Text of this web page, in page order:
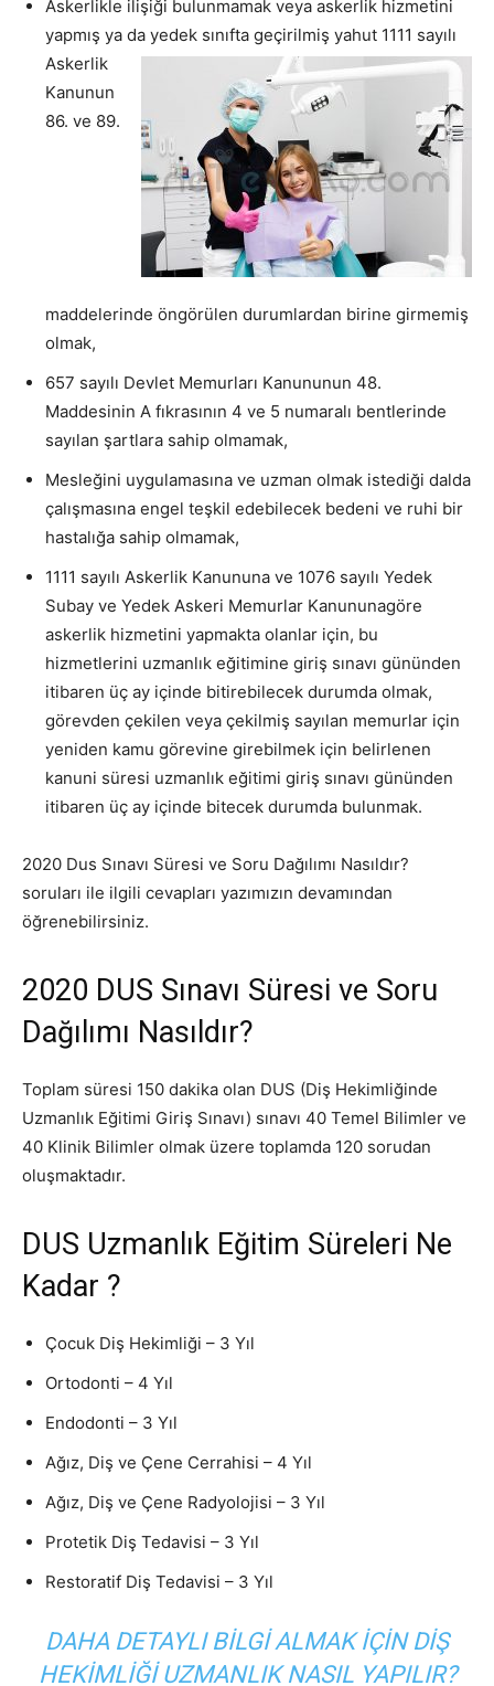
Askerlikle ilişiği bulunmamak veya askerlik hizmetini
yapmış ya da yedek sınıfta geçirilmiş yahut 1111 sayılı
Askerlik
Kanunun
86. ve 89.
maddelerinde öngörülen durumlardan birine girmemiş
olmak,
657 sayılı Devlet Memurları Kanununun 48.
Maddesinin A fıkrasının 4 ve 5 numaralı bentlerinde
sayılan şartlara sahip olmamak,
Mesleğini uygulamasına ve uzman olmak istediği dalda
çalışmasına engel teşkil edebilecek bedeni ve ruhi bir
hastalığa sahip olmamak,
1111 sayılı Askerlik Kanununa ve 1076 sayılı Yedek
Subay ve Yedek Askeri Memurlar Kanununagöre
askerlik hizmetini yapmakta olanlar için, bu
hizmetlerini uzmanlık eğitimine giriş sınavı gününden
itibaren üç ay içinde bitirebilecek durumda olmak,
görevden çekilen veya çekilmiş sayılan memurlar için
yeniden kamu görevine girebilmek için belirlenen
kanuni süresi uzmanlık eğitimi giriş sınavı gününden
itibaren üç ay içinde bitecek durumda bulunmak.
2020 Dus Sınavı Süresi ve Soru Dağılımı Nasıldır?
soruları ile ilgili cevapları yazımızın devamından
öğrenebilirsiniz.
2020 DUS Sınavı Süresi ve Soru
Dağılımı Nasıldır?
Toplam süresi 150 dakika olan DUS (Diş Hekimliğinde
Uzmanlık Eğitimi Giriş Sınavı) sınavı 40 Temel Bilimler ve
40 Klinik Bilimler olmak üzere toplamda 120 sorudan
oluşmaktadır.
DUS Uzmanlık Eğitim Süreleri Ne
Kadar ?
Çocuk Diş Hekimliği – 3 Yıl
Ortodonti – 4 Yıl
Endodonti – 3 Yıl
Ağız, Diş ve Çene Cerrahisi – 4 Yıl
Ağız, Diş ve Çene Radyolojisi – 3 Yıl
Protetik Diş Tedavisi – 3 Yıl
Restoratif Diş Tedavisi – 3 Yıl
DAHA DETAYLI BILGI ALMAK IÇIN DIŞ
HEKIMLIĞI UZMANLIK NASIL YAPILIR?